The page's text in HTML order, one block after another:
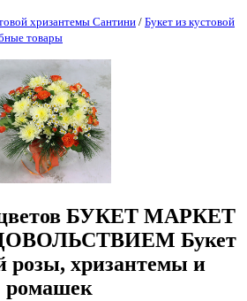
хризантемы Сантини / Букет из кустовой
товары
БУКЕТ МАРКЕТ
Букет
розы, хризантемы и
ромашек